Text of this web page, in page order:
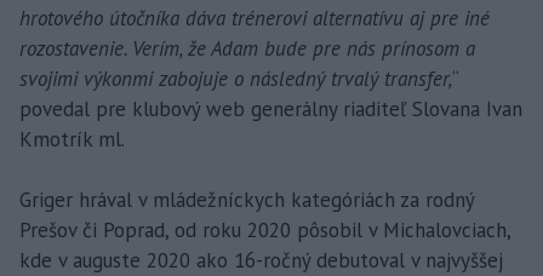
hrotového útočníka dáva trénerovi alternatívu aj pre iné
rozostavenie. Verím, že Adam bude pre nás prínosom a
svojimi výkonmi zabojuje o následný trvalý transfer,“
povedal pre klubový web generálny riaditeľ Slovana Ivan
Kmotrík ml.
Griger hrával v mládežníckych kategóriách za rodný
Prešov či Poprad, od roku 2020 pôsobil v Michalovciach,
kde v auguste 2020 ako 16-ročný debutoval v najvyššej